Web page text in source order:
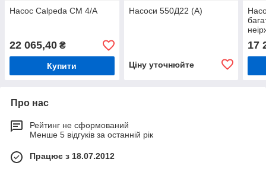
Насос Calpeda CM 4/A
22 065,40 ₴
Купити
Насоси 550Д22 (А)
Ціну уточнюйте
17
Про нас
Рейтинг не сформований
Менше 5 відгуків за останній рік
Працює з 18.07.2012